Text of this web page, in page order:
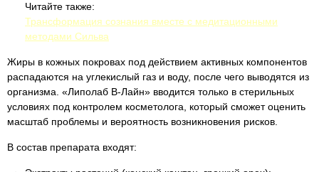
Читайте также:
Трансформация сознания вместе с медитационными
методами Сильва
Жиры в кожных покровах под действием активных компонентов
распадаются на углекислый газ и воду, после чего выводятся из
организма. «Липолаб В-Лайн» вводится только в стерильных
условиях под контролем косметолога, который сможет оценить
масштаб проблемы и вероятность возникновения рисков.
В состав препарата входят: